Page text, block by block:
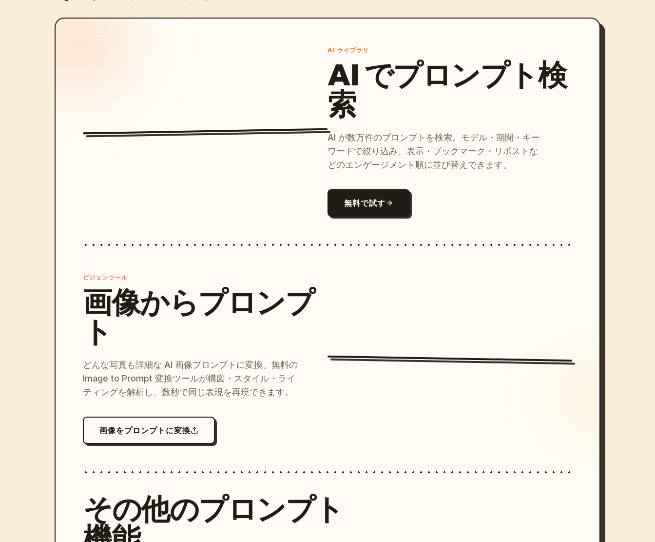
AI ライブラリ
AI でプロンプト検
索
AI が数万件のプロンプトを検索。モデル・期間・キー
ワードで絞り込み、表示・ブックマーク・リポストな
どのエンゲージメント順に並び替えできます。
無料で試す
ビジョンツール
画像からプロンプ
ト
どんな写真も詳細な AI 画像プロンプトに変換。無料の
Image to Prompt 変換ツールが構図・スタイル・ライ
ティングを解析し、数秒で同じ表現を再現できます。
画像をプロンプトに変換
その他のプロンプト